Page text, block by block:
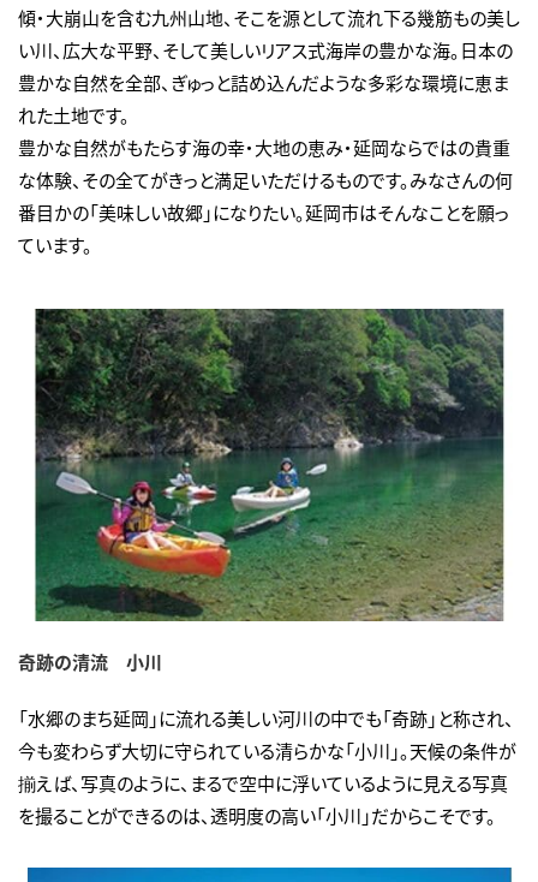
傾・大崩山を含む九州山地、そこを源として流れ下る幾筋もの美し
い川、広大な平野、そして美しいリアス式海岸の豊かな海。日本の
豊かな自然を全部、ぎゅっと詰め込んだような多彩な環境に恵ま
れた土地です。
豊かな自然がもたらす海の幸・大地の恵み・延岡ならではの貴重
な体験、その全てがきっと満足いただけるものです。みなさんの何
番目かの「美味しい故郷」になりたい。延岡市はそんなことを願っ
ています。
奇跡の清流 小川
「水郷のまち延岡」に流れる美しい河川の中でも「奇跡」と称され、
今も変わらず大切に守られている清らかな「小川」。天候の条件が
揃えば、写真のように、まるで空中に浮いているように見える写真
を撮ることができるのは、透明度の高い「小川」だからこそです。